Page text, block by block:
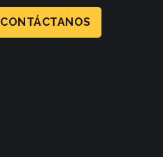
CONTÁCTANOS